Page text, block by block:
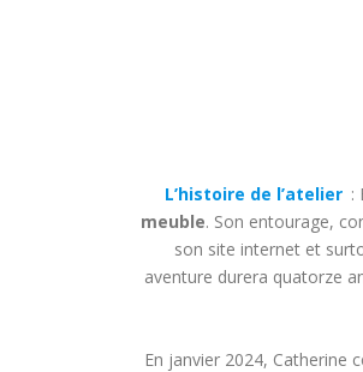
L’histoire de l’atelier :
meuble. Son entourage,
son site internet et
aventure durera quatorze
En janvier 2024, Catherine